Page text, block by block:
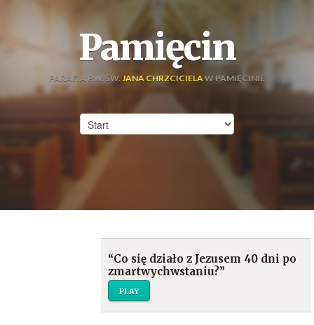
Pamięcin
PARAFIA P.W. ŚW. JANA CHRZCICIELAW PAMIĘCINIE
“Co się działo z Jezusem 40 dni po
zmartwychwstaniu?”
PLAY